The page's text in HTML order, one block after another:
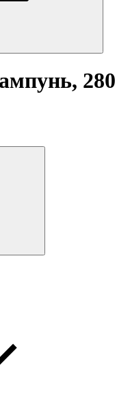
280